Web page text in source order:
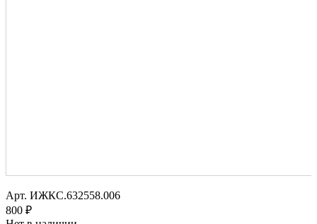
Арт. ИЖКС.632558.006
800 ₽